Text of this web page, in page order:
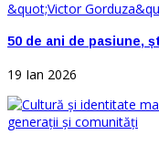
50 de ani de pasiune,
19 Ian 2026